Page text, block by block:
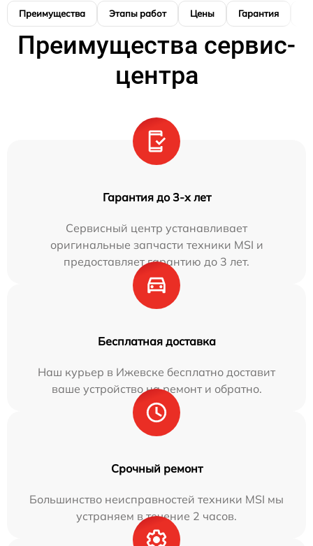
Преимущества Этапы работ Цены Гарантия
Преимущества сервис-
центра
Гарантия до 3-х лет
Сервисный центр устанавливает
оригинальные запчасти техники MSI и
предоставляет гарантию до 3 лет.
Бесплатная доставка
Наш курьер в Ижевске бесплатно доставит
ваше устройство на ремонт и обратно.
Срочный ремонт
Большинство неисправностей техники MSI мы
устраняем в течение 2 часов.